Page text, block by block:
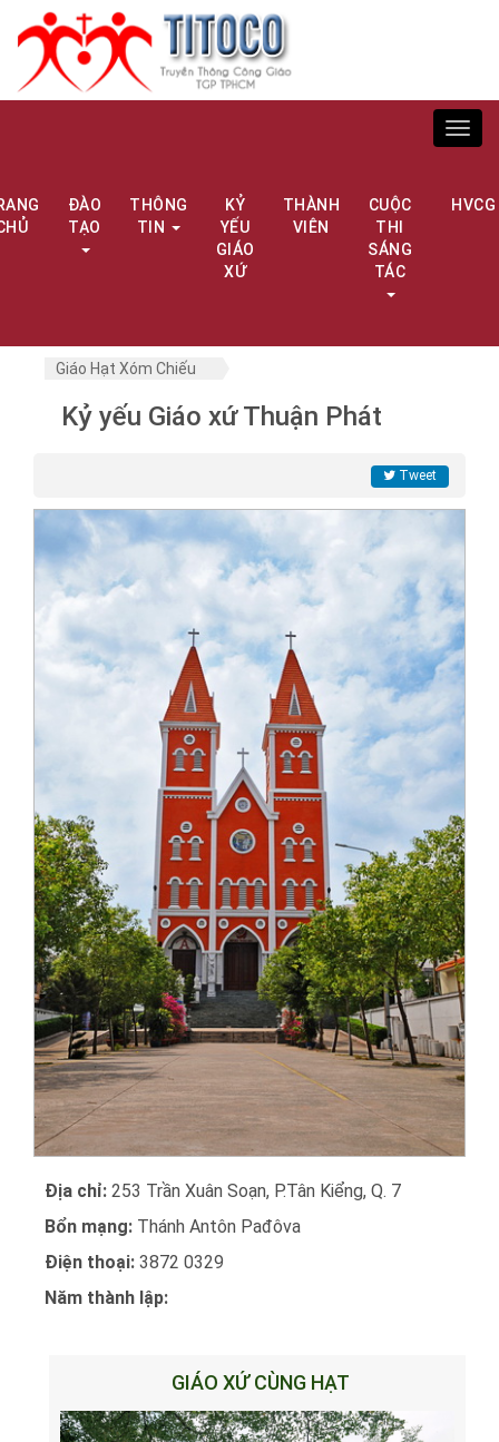
ĐÀO
TẠO
THÔNG
TIN
KỶ
YẾU
GIÁO
XỨ
THÀNH
VIÊN
CUỘC
THI
SÁNG
TÁC
HVCG
Giáo Hạt Xóm Chiếu
Kỷ yếu Giáo xứ Thuận Phát
Tweet
Địa chỉ: 253 Trần Xuân Soạn, P.Tân Kiểng, Q. 7
Bổn mạng: Thánh Antôn Pađôva
Điện thoại: 3872 0329
Năm thành lập:
GIÁO XỨ CÙNG HẠT